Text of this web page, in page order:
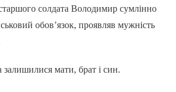
солдата Володимир сумлінно
обов’язок, проявляв мужність
мати, брат і син.